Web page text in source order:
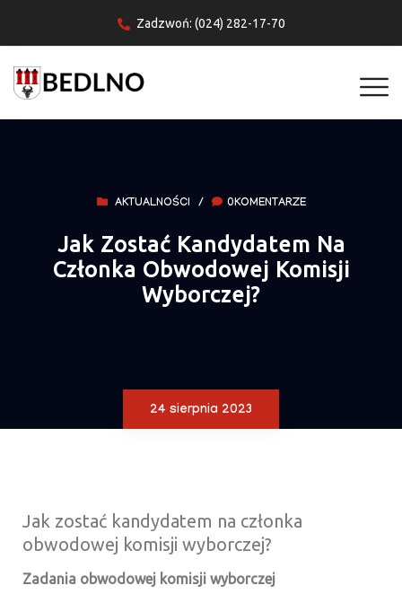
Zadzwoń: (024) 282-17-70
AKTUALNOŚCI / 0KOMENTARZE
Jak Zostać Kandydatem Na
Członka Obwodowej Komisji
Wyborczej?
24 sierpnia 2023
Jak zostać kandydatem na członka
obwodowej komisji wyborczej?
Zadania obwodowej komisji wyborczej